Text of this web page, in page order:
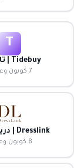
T
Tidebuy | تايد باى
7 كوبون وعرض
Dresslink | دريس لينك
8 كوبون وعرض